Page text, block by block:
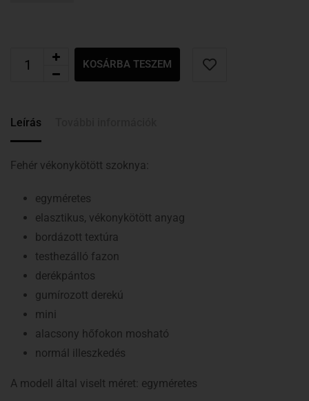
KOSÁRBA TESZEM
Leírás
Fehér vékonykötött szoknya:
egyméretes
elasztikus, vékonykötött anyag
bordázott textúra
testhezálló fazon
derékpántos
gumírozott derekú
mini
alacsony hőfokon mosható
normál illeszkedés
A modell által viselt méret: egyméretes